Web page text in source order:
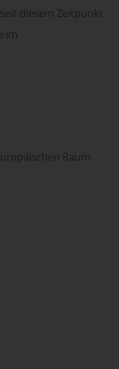
diesem Zeitpunkt
im
Raum